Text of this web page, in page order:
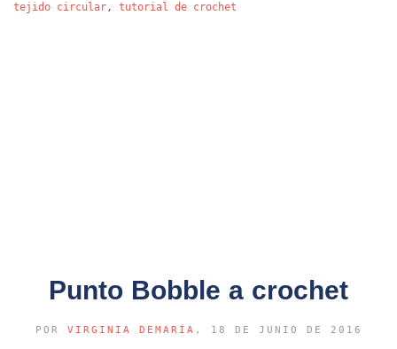
tejido circular, tutorial de crochet
Punto Bobble a crochet
POR VIRGINIA DEMARÍA , 18 DE JUNIO DE 2016